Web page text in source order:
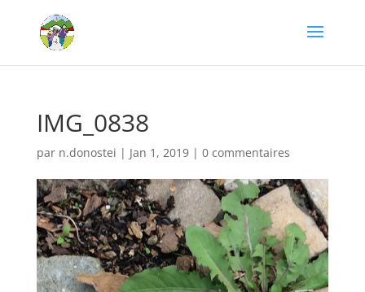
IMG_0838
par n.donostei | Jan 1, 2019| 0 commentaires